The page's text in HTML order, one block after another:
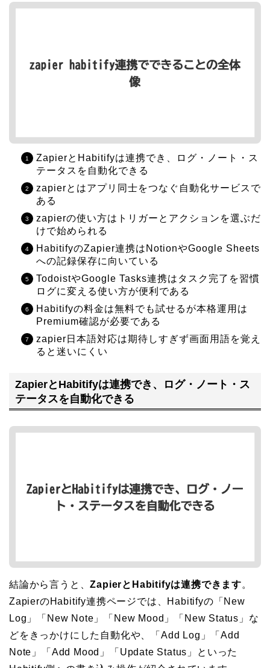
ZapierとHabitifyは連携でき、ログ・ノート・ス
テータスを自動化できる
zapierとはアプリ同士をつなぐ自動化サービスで
ある
zapierの使い方はトリガーとアクションを選ぶだ
けで始められる
HabitifyのZapier連携はNotionやGoogle Sheets
への記録保存に向いている
TodoistやGoogle Tasks連携はタスク完了を習慣
ログに変える使い方が便利である
Habitifyの料金は無料でも試せるが本格運用は
Premium確認が必要である
zapier日本語対応は期待しすぎず画面用語を覚え
ると迷いにくい
ZapierとHabitifyは連携でき、ログ・ノート・ス
テータスを自動化できる
結論から言うと、ZapierとHabitifyは連携できます。
ZapierのHabitify連携ページでは、Habitifyの「New
Log」「New Note」「New Mood」「New Status」な
どをきっかけにした自動化や、「Add Log」「Add
Note」「Add Mood」「Update Status」といった